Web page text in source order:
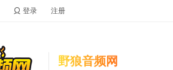
 登录 注册
野狼音频网